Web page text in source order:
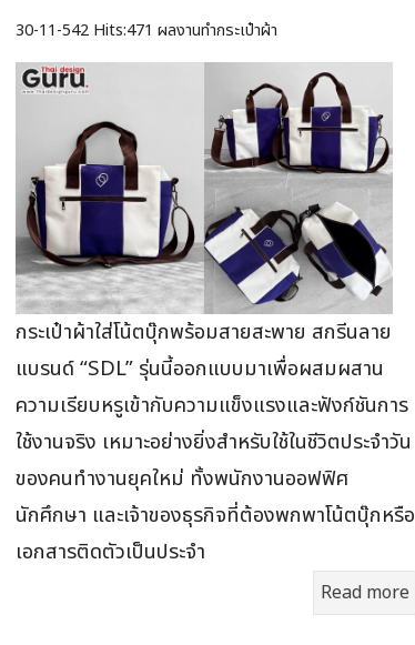
30-11-542 Hits:471 ผลงานทำกระเป๋าผ้า
กระเป๋าผ้าใส่โน้ตบุ๊กพร้อมสายสะพาย สกรีนลาย
แบรนด์ “SDL” รุ่นนี้ออกแบบมาเพื่อผสมผสาน
ความเรียบหรูเข้ากับความแข็งแรงและฟังก์ชันการ
ใช้งานจริง เหมาะอย่างยิ่งสำหรับใช้ในชีวิตประจำวัน
ของคนทำงานยุคใหม่ ทั้งพนักงานออฟฟิศ
นักศึกษา และเจ้าของธุรกิจที่ต้องพกพาโน้ตบุ๊กหรือ
เอกสารติดตัวเป็นประจำ
Read more